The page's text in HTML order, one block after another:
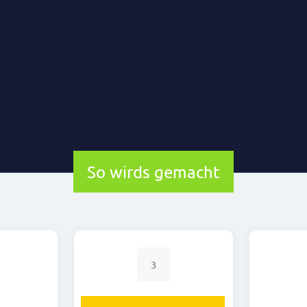
So wirds gemacht
3